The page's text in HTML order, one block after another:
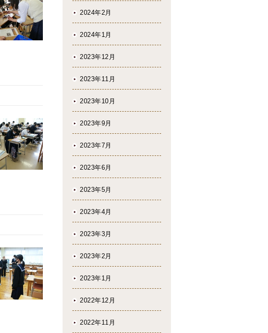
2024年2月
2024年1月
2023年12月
2023年11月
2023年10月
2023年9月
2023年7月
2023年6月
2023年5月
2023年4月
2023年3月
2023年2月
2023年1月
2022年12月
2022年11月